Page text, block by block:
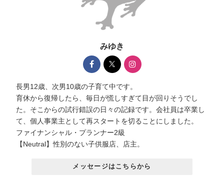
みゆき
長男12歳、次男10歳の子育て中です。
育休から復帰したら、毎日が慌しすぎて目が回りそうでし
た。そこからの試行錯誤の日々の記録です。会社員は卒業し
て、個人事業主として再スタートを切ることにしました。
ファイナンシャル・プランナー2級
【Neutral】性別のない子供服店、店主。
メッセージはこちらから